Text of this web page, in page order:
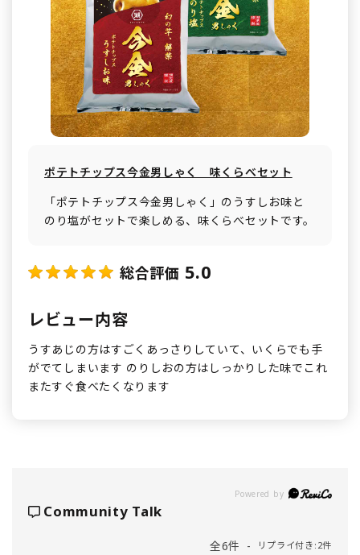
ポテトチップス今金男しゃく 味くらべセット
「ポテトチップス今金男しゃく」のうすしお味と
のり塩がセットで楽しめる、味くらべセットです。
総合評価 5.0
レビュー内容
うすあじの方はすごくあっさりしていて、いくらでも手
がでてしまいます のりしおの方はしっかりした味でこれ
またすぐ食べたくなります
Powered by
Community Talk
全6件 リプライ付き:2件